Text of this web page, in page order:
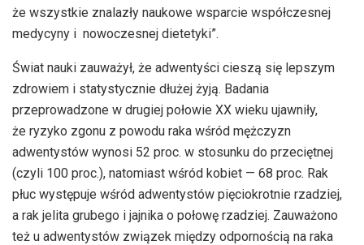
że wszystkie znalazły naukowe wsparcie współczesnej
medycyny i nowoczesnej dietetyki”.
Świat nauki zauważył, że adwentyści cieszą się lepszym
zdrowiem i statystycznie dłużej żyją. Badania
przeprowadzone w drugiej połowie XX wieku ujawniły,
że ryzyko zgonu z powodu raka wśród mężczyzn
adwentystów wynosi 52 proc. w stosunku do przeciętnej
(czyli 100 proc.), natomiast wśród kobiet — 68 proc. Rak
płuc występuje wśród adwentystów pięciokrotnie rzadziej,
a rak jelita grubego i jajnika o połowę rzadziej. Zauważono
też u adwentystów związek między odpornością na raka